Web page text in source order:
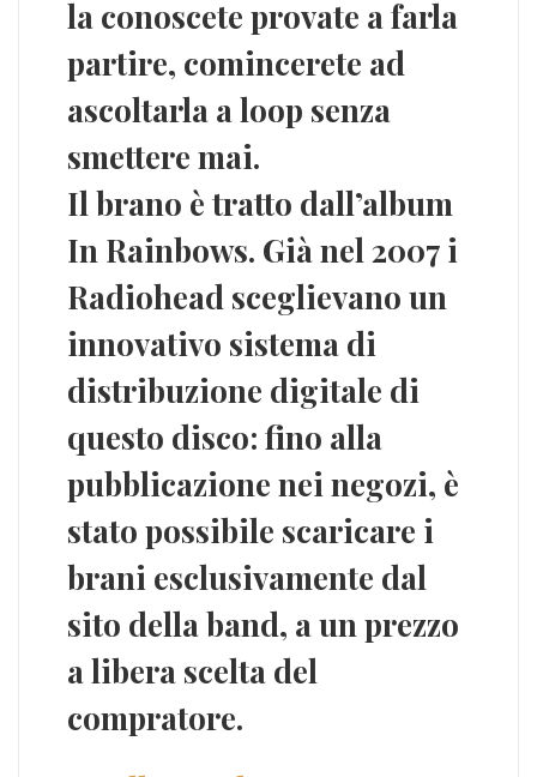
la conoscete provate a farla
partire, comincerete ad
ascoltarla aloop senza
smettere mai.
Il brano è tratto dall’album
In Rainbows. Già nel 2007 i
Radiohead sceglievano un
innovativo sistema di
distribuzione digitale di
questo disco: fino alla
pubblicazione nei negozi, è
stato possibile scaricare i
brani esclusivamente dal
sito della band, a un prezzo
a libera scelta del
compratore.